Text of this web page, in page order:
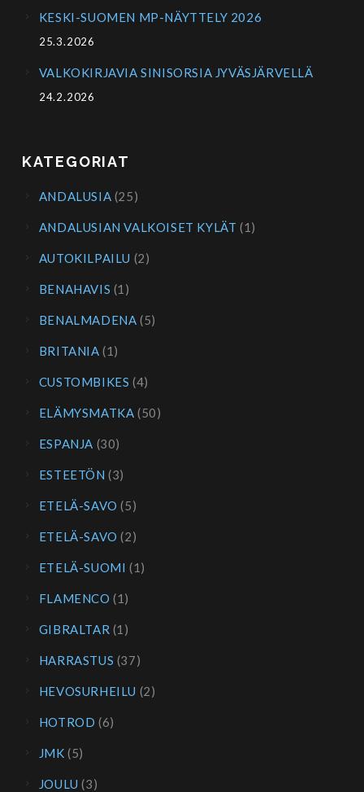
KESKI-SUOMEN MP-NÄYTTELY 2026
25.3.2026
VALKOKIRJAVIA SINISORSIA JYVÄSJÄRVELLÄ
24.2.2026
KATEGORIAT
ANDALUSIA (25)
ANDALUSIAN VALKOISET KYLÄT (1)
AUTOKILPAILU (2)
BENAHAVIS (1)
BENALMADENA (5)
BRITANIA (1)
CUSTOMBIKES (4)
ELÄMYSMATKA (50)
ESPANJA (30)
ESTEETÖN (3)
ETELÄ-SAVO (5)
ETELÄ-SAVO (2)
ETELÄ-SUOMI (1)
FLAMENCO (1)
GIBRALTAR (1)
HARRASTUS (37)
HEVOSURHEILU (2)
HOTROD (6)
JMK (5)
JOULU (3)